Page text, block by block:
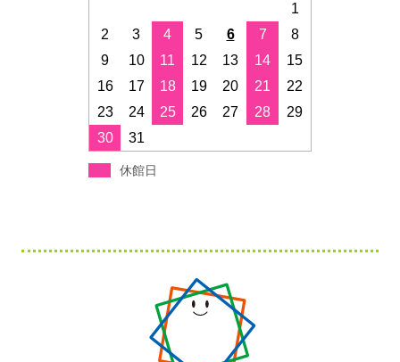
1
2
3 4 5 6 7
8
9
10 11 12 13 14
15
16
17 18 19 20 21
22
23
24 25 26 27 28
29
30
31
休館日